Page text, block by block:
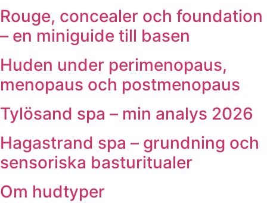
Rouge, concealer och foundation
– en miniguide till basen
Huden under perimenopaus,
menopaus och postmenopaus
Tylösand spa – min analys 2026
Hagastrand spa – grundning och
sensoriska basturitualer
Om hudtyper